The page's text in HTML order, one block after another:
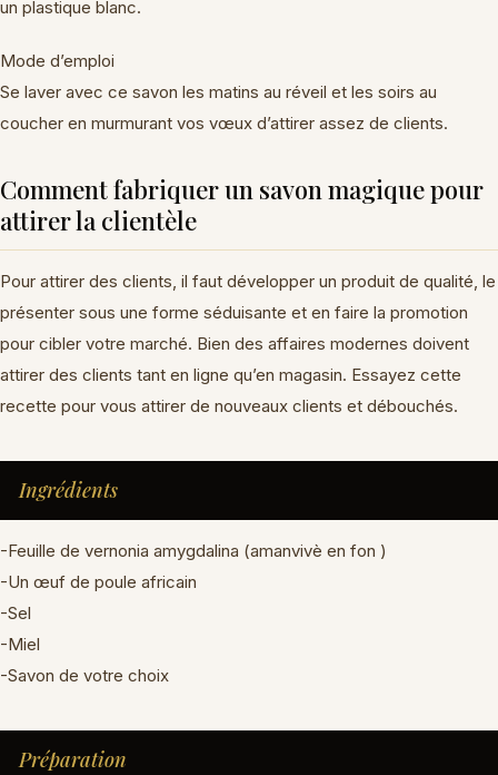
un plastique blanc.
Mode d’emploi
Se laver avec ce savon les matins au réveil et les soirs au
coucher en murmurant vos vœux d’attirer assez de clients.
Comment fabriquer un savon magique pour
attirer la clientèle
Pour attirer des clients, il faut développer un produit de qualité, le
présenter sous une forme séduisante et en faire la promotion
pour cibler votre marché. Bien des affaires modernes doivent
attirer des clients tant en ligne qu’en magasin. Essayez cette
recette pour vous attirer de nouveaux clients et débouchés.
Ingrédients
-Feuille de vernonia amygdalina (amanvivè en fon )
-Un œuf de poule africain
-Sel
-Miel
-Savon de votre choix
Préparation